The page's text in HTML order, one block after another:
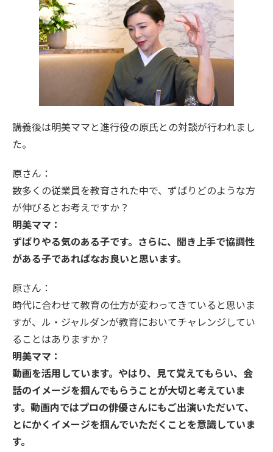
講義後は明美ママと進行役の原氏との対談が行われまし
た。
原さん：
数多くの従業員を教育された中で、ずばりどのような方
が伸びるとお考えですか？
明美ママ：
ずばりやる気のある子です。さらに、聞き上手で協調性
がある子であればなお良いと思います。
原さん：
時代に合わせて教育の仕方が変わってきていると思いま
すが、ル・ジャルダンが教育においてチャレンジしてい
ることはありますか？
明美ママ：
動画を活用しています。やはり、見て覚えてもらい、会
話のイメージを掴んでもらうことが大切と考えていま
す。動画内ではプロの俳優さんにもご出演いただいて、
とにかくイメージを掴んでいただくことを意識していま
す。